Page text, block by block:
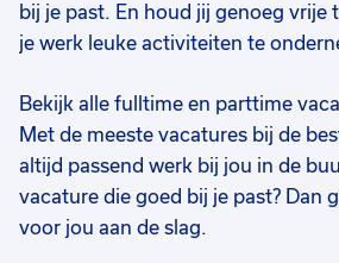
bij je past. En houd jij genoeg vrije
je werk leuke activiteiten te
Bekijk alle fulltime en parttime
Met de meeste vacatures bij de
altijd passend werk bij jou in de
vacature die goed bij je past? Dan
voor jou aan de slag.